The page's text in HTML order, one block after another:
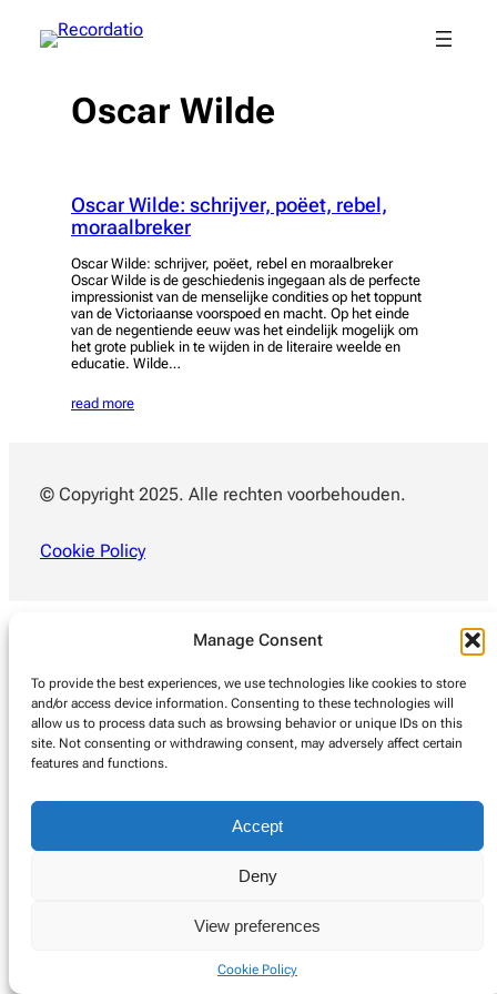
Manage Consent
To provide the best experiences, we use technologies like cookies to store
and/or access device information. Consenting to these technologies will
allow us to process data such as browsing behavior or unique IDs on this
site. Not consenting or withdrawing consent, may adversely affect certain
features and functions.
Accept
Deny
View preferences
Cookie Policy
naar
Oscar Wilde
Oscar Wilde: schrijver, poëet, rebel,
moraalbreker
Oscar Wilde: schrijver, poëet, rebel en moraalbreker
Oscar Wilde is de geschiedenis ingegaan als de perfecte
impressionist van de menselijke condities op het toppunt
van de Victoriaanse voorspoed en macht. Op het einde
van de negentiende eeuw was het eindelijk mogelijk om
het grote publiek in te wijden in de literaire weelde en
educatie. Wilde…
read more
© Copyright 2025. Alle rechten voorbehouden.
Cookie Policy